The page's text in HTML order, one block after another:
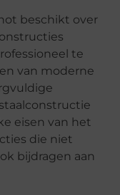
beschikt over
te
van moderne
eisen van het
die niet
bijdragen aan